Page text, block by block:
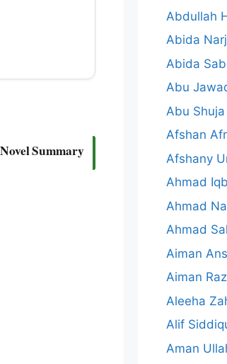
Summary
Abdullah
Abida
Abida
Abu
Abu
Afshan
Afshany
Ahmad
Ahmad
Ahmad
Aiman
Aiman
Aleeha
Alif
Aman